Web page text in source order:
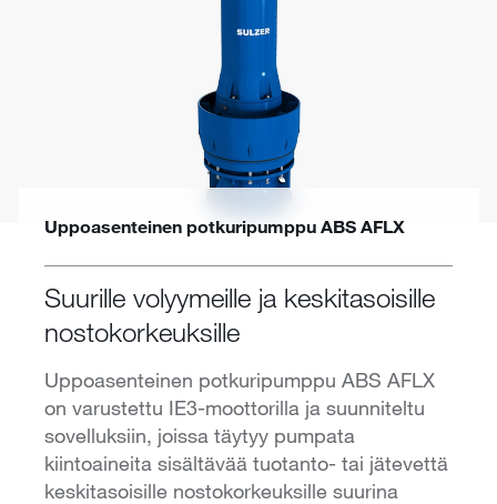
Uppoasenteinen potkuripumppu ABS AFLX
Suurille volyymeille ja keskitasoisille
nostokorkeuksille
Uppoasenteinen potkuripumppu ABS AFLX
on varustettu IE3-moottorilla ja suunniteltu
sovelluksiin, joissa täytyy pumpata
kiintoaineita sisältävää tuotanto- tai jätevettä
keskitasoisille nostokorkeuksille suurina